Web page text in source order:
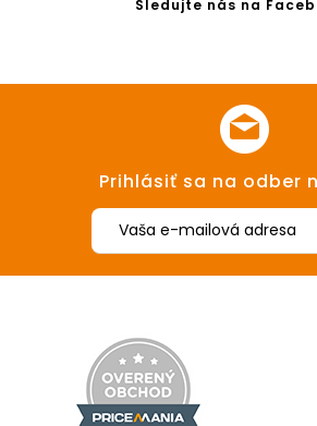
Sledujte nás na
Prihlásiť sa na odber